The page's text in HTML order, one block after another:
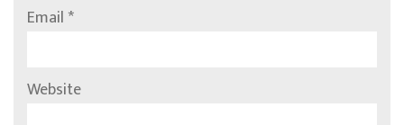
Email*
Website